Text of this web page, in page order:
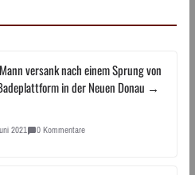
versank nach einem Sprung von
in der Neuen Donau →
2021 0 Kommentare